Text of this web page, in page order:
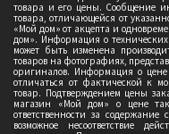
товара и его цены. Сообщение
товара, отличающейся от
«Мой дом» от акцепта и
дом». Информация о технических
может быть изменена
товаров на фотографиях,
оригиналов. Информация о цене
отличаться от фактической к
товар. Подтверждением цены
магазин «Мой дом» о цене
ответственности за
возможное несоответствие